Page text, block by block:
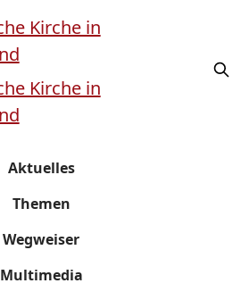
Aktuelles
Themen
Wegweiser
Multimedia